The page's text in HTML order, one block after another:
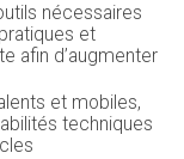
nécessaires
et
afin d’augmenter
et mobiles,
techniques